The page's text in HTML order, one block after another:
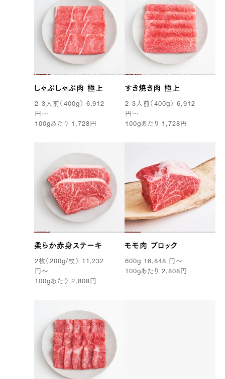
しゃぶしゃぶ肉 極上
2-3人前（ 400g） 6,912
円 〜
100gあたり 1,728 円
すき焼き肉 極上
2-3人前（400g） 6,912
円 〜
100gあたり 1,728 円
柔らか赤身ステーキ
2枚（ 200g/枚）
11,232
円 〜
100g あたり 2,808 円
モモ肉 ブロック
600g 16,848 円 〜
100g あたり2,808 円